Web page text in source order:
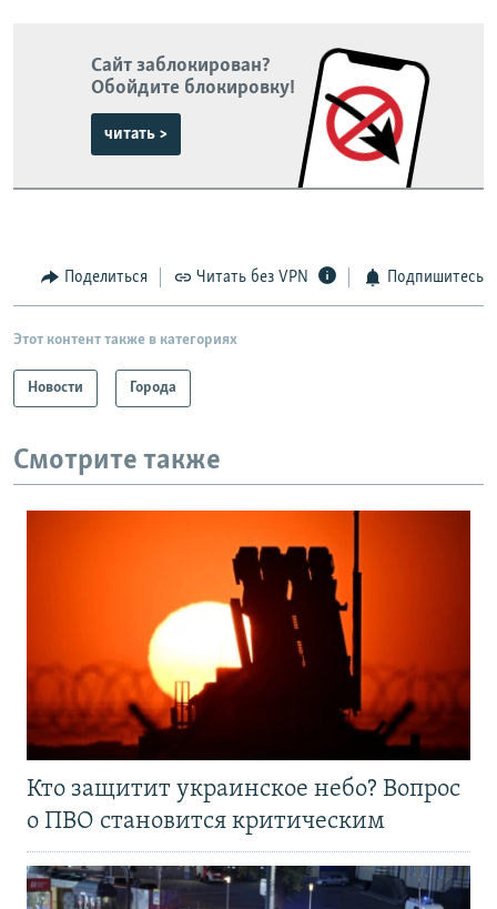
Сайт заблокирован?
Обойдите блокировку!
читать >
Поделиться Читать без VPN Подпишитесь
Этот контент также в категориях
Новости Города
Смотрите также
Кто защитит украинское небо? Вопрос
о ПВО становится критическим